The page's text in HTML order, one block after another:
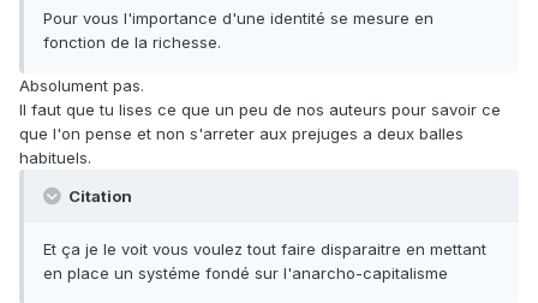
Pour vous l'importance d'une identité se mesure en
fonction de la richesse.
Absolument pas.
Il faut que tu lises ce que un peu de nos auteurs pour savoir ce
que l'on pense et non s'arreter aux prejuges a deux balles
habituels.
Citation
Et ça je le voit vous voulez tout faire disparaitre en mettant
en place un systéme fondé sur l'anarcho-capitalisme